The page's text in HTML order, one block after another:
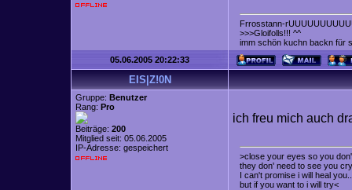
Frrosstann-
>>>Gloifolls!!! ^^
imm schön kuchn backn für
05.06.2005 20:22:33
EIS|Z!0N
Gruppe: Benutzer
Rang: Pro
Beiträge: 200
Mitglied seit: 05.06.2005
IP-Adresse: gespeichert
ich freu mich auch
>close your eyes so you
they don' need to see you
I can't promise i will heal you..
but if you want to i will try<